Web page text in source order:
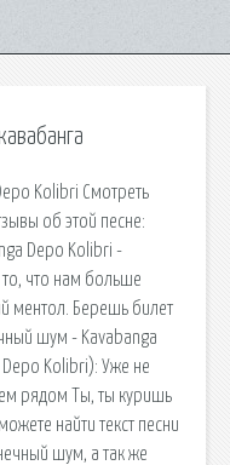
Kolibri Смотреть
об этой песне:
Depo Kolibri -
что нам больше
ментол. Берешь билет
шум - Kavabanga
Depo Kolibri): Уже не
рядом Ты, ты куришь
найти текст песни
шум, а так же